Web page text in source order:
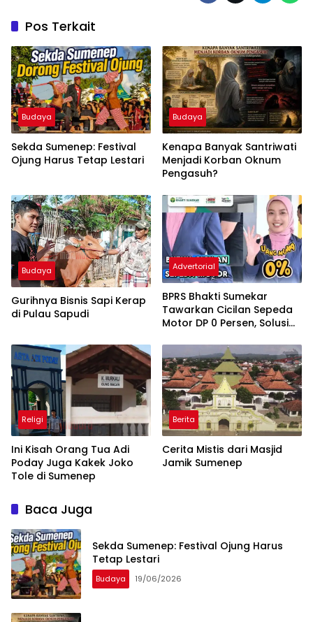
Pos Terkait
Budaya
Sekda Sumenep: Festival
Ojung Harus Tetap Lestari
Budaya
Kenapa Banyak Santriwati
Menjadi Korban Oknum
Pengasuh?
Budaya
Gurihnya Bisnis Sapi Kerap
di Pulau Sapudi
Advertorial
BPRS Bhakti Sumekar
Tawarkan Cicilan Sepeda
Motor DP 0 Persen, Solusi
Religi
Ini Kisah Orang Tua Adi
Poday Juga Kakek Joko
Tole di Sumenep
Berita
Cerita Mistis dari Masjid
Jamik Sumenep
Baca Juga
Sekda Sumenep: Festival Ojung Harus
Tetap Lestari
Budaya 19/06/2026